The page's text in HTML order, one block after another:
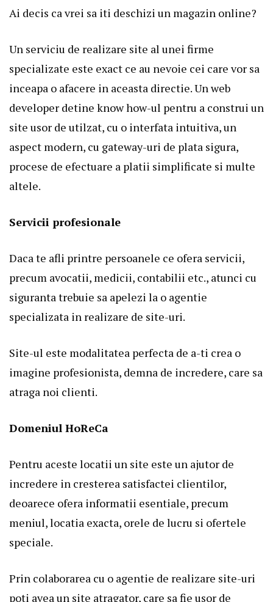
Ai decis ca vrei sa iti deschizi un magazin online?
Un serviciu de realizare site al unei firme
specializate este exact ce au nevoie cei care vor sa
inceapa o afacere in aceasta directie. Un web
developer detine know how-ul pentru a construi un
site usor de utilzat, cu o interfata intuitiva, un
aspect modern, cu gateway-uri de plata sigura,
procese de efectuare a platii simplificate si multe
altele.
Servicii profesionale
Daca te afli printre persoanele ce ofera servicii,
precum avocatii, medicii, contabilii etc., atunci cu
siguranta trebuie sa apelezi la o agentie
specializata in realizare de site-uri.
Site-ul este modalitatea perfecta de a-ti crea o
imagine profesionista, demna de incredere, care sa
atraga noi clienti.
Domeniul HoReCa
Pentru aceste locatii un site este un ajutor de
incredere in cresterea satisfactei clientilor,
deoarece ofera informatii esentiale, precum
meniul, locatia exacta, orele de lucru si ofertele
speciale.
Prin colaborarea cu o agentie de realizare site-uri
poti avea un site atragator, care sa fie usor de